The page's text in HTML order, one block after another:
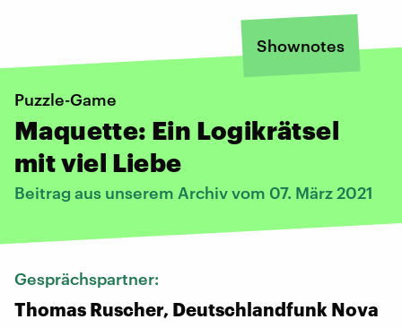
Shownotes
Puzzle-Game
Maquette: Ein Logikrätsel
mit viel Liebe
Beitrag aus unserem Archiv vom 07. März 2021
Gesprächspartner:
Thomas Ruscher, Deutschlandfunk Nova